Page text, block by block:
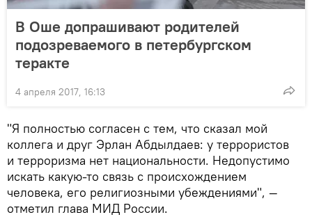
В Оше допрашивают родителей
подозреваемого в петербургском
теракте
4 апреля 2017, 16:13
"Я полностью согласен с тем, что сказал мой
коллега и друг Эрлан Абдылдаев: у террористов
и терроризма нет национальности. Недопустимо
искать какую-то связь с происхождением
человека, его религиозными убеждениями", —
отметил глава МИД России.